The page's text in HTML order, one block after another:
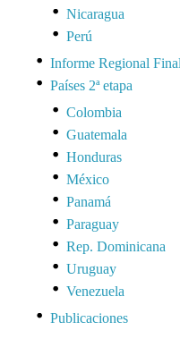
Nicaragua
Perú
Informe Regional Final
Países 2ª etapa
Colombia
Guatemala
Honduras
México
Panamá
Paraguay
Rep. Dominicana
Uruguay
Venezuela
Publicaciones